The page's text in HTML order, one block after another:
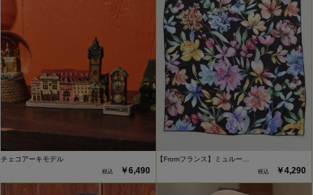
チェコアーキモデル
￥6,490
【Fromフランス】ミュルー…
￥4,290